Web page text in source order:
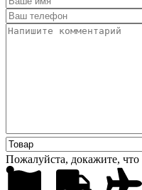
Пожалуйста, докажите,